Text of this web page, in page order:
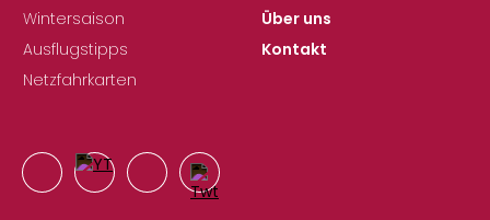
Wintersaison
Ausflugstipps
Netzfahrkarten
Über uns
Kontakt